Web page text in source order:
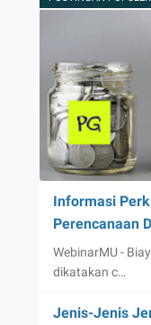
Informasi
Perencanaan
WebinarMU -
dikatakan c…
Jenis-Jenis